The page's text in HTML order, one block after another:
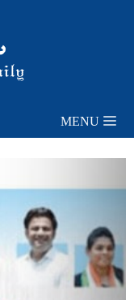
MENU